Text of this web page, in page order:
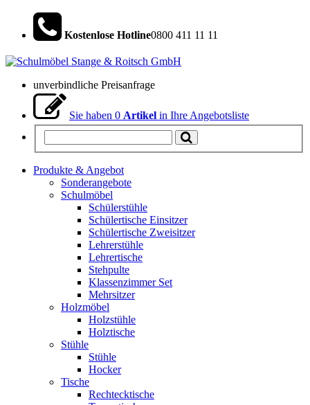
Kostenlose Hotline0800 411 11 11
unverbindliche Preisanfrage
Sie haben 0 Artikel in Ihre Angebotsliste
Produkte & Angebot
Sonderangebote
Schulmöbel
Schülerstühle
Schülertische Einsitzer
Schülertische Zweisitzer
Lehrerstühle
Lehrertische
Stehpulte
Klassenzimmer Set
Mehrsitzer
Holzmöbel
Holzstühle
Holztische
Stühle
Stühle
Hocker
Tische
Rechtecktische